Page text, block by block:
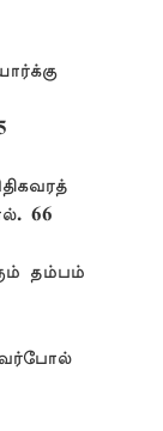
66
தம்பம்